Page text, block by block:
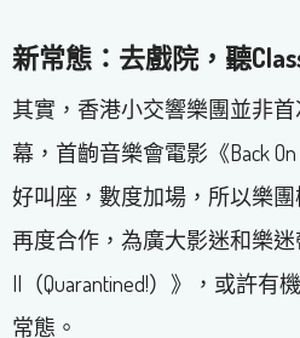
新常態：去戲院，聽
其實，香港小交響樂團並非
幕，首齣音樂會電影《Back
好叫座，數度加場，所以樂團
再度合作，為廣大影迷和樂迷
II（Quarantined!）》，或許
常態。